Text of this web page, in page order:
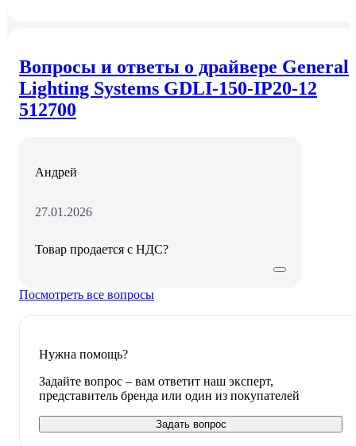
Вопросы и ответы о драйвере General
Lighting Systems GDLI-150-IP20-12
512700
Андрей
27.01.2026
Товар продается с НДС?
Посмотреть все вопросы
Нужна помощь?
Задайте вопрос – вам ответит наш эксперт,
представитель бренда или один из покупателей
Задать вопрос